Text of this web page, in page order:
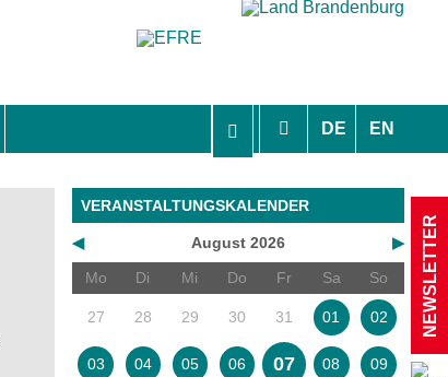
DE EN
VERANSTALTUNGSKALENDER
◀ ▶
August 2026
Mo
Di Mi Do Fr Sa So
27 28 29 30 31 01 02
03 04 05 06 07 08 09
NEWSLETTER